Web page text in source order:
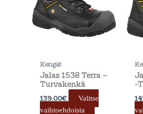
Kengät
Jalas 1538 Terra –
Turvakenkä
139.00€
Valitse
vaihtoehdoista
useampi
muunnelma.
Voit
sivulla.
-